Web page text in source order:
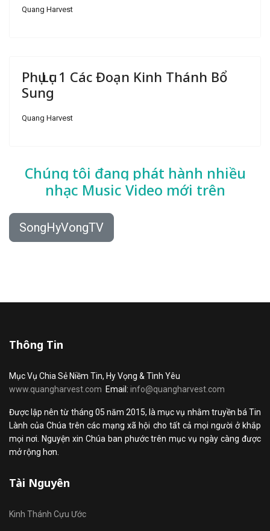
Quang Harvest
Phụ Lục 1 Các Đoạn Kinh Thánh Bổ
Sung
Quang Harvest
Chúng tôi đang phát hành nhiều
nhạc Music Video mới trên
SongHyVongTV
Thông Tin
Mục Vụ Chia Sẻ Niềm Tin, Hy Vọng & Tình Yêu
www.quangharvest.com Email: info@quangharvest.com
Được lập nên từ tháng 05 năm 2015, là mục vụ nhằm truyền bá Tin
Lành của Chúa trên các mạng xã hội cho tất cả mọi người ở khắp
mọi nơi. Nguyện xin Chúa ban phước trên mục vụ ngày càng được
mở rộng hơn.
Tài Nguyên
Kinh Thánh Cựu Ước